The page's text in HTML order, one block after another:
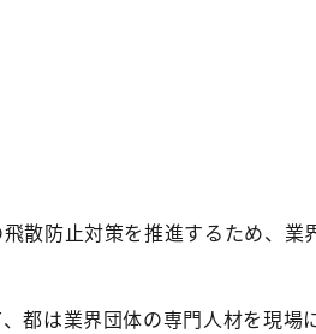
散防止対策を推進するため、業
都は業界団体の専門人材を現場